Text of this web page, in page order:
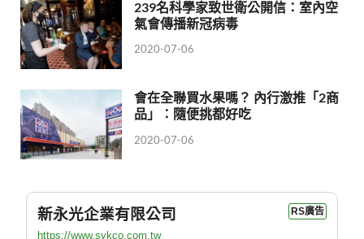
239名科學家致世衛公開信：室內空
氣會傳播新冠病毒
2020-07-06
會在全聯買水果嗎？ 內行激推「2商
品」：隨便挑都好吃
2020-07-06
新永光企業有限公司 RS廣告
https://www.sykco.com.tw